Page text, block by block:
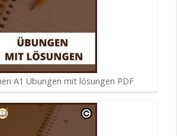
A1 Übungen mit lösungen PDF